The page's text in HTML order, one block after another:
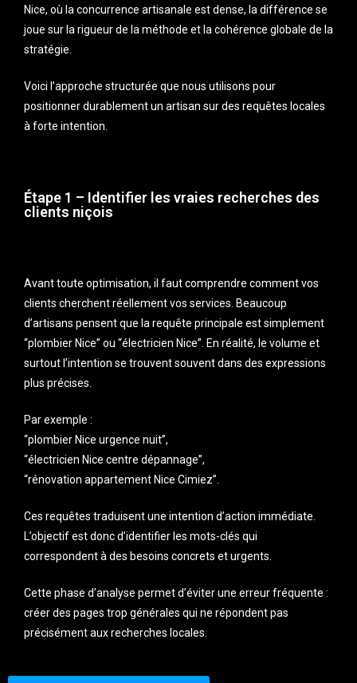
Nice, où la concurrence artisanale est dense, la différence se
joue sur la rigueur de la méthode et la cohérence globale de la
stratégie.
Voici l’approche structurée que nous utilisons pour
positionner durablement un artisan sur des requêtes locales
à forte intention.
Étape 1 – Identifier les vraies recherches des
clients niçois
Avant toute optimisation, il faut comprendre comment vos
clients cherchent réellement vos services. Beaucoup
d’artisans pensent que la requête principale est simplement
“plombier Nice” ou “électricien Nice”. En réalité, le volume et
surtout l’intention se trouvent souvent dans des expressions
plus précises.
Par exemple :
“plombier Nice urgence nuit”,
“électricien Nice centre dépannage”,
“rénovation appartement Nice Cimiez”.
Ces requêtes traduisent une intention d’action immédiate.
L’objectif est donc d’identifier les mots-clés qui
correspondent à des besoins concrets et urgents.
Cette phase d’analyse permet d’éviter une erreur fréquente :
créer des pages trop générales qui ne répondent pas
précisément aux recherches locales.